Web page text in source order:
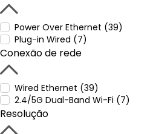
Power Over Ethernet (39)
Plug-in Wired (7)
Conexão de rede
Wired Ethernet (39)
2.4/5G Dual-Band Wi-Fi (7)
Resolução